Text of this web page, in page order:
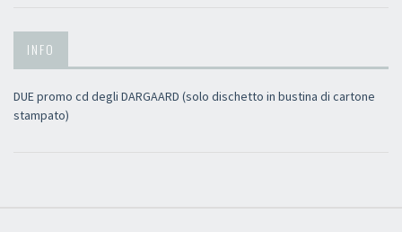
INFO
DUE promo cd degli DARGAARD (solo dischetto in bustina di cartone
stampato)